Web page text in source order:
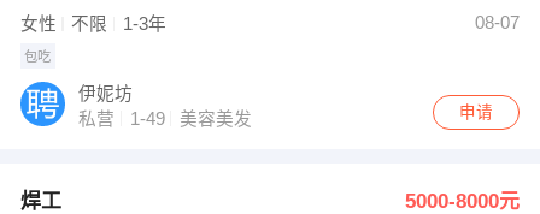
女性 不限 1-3年 08-07
包吃
伊妮坊
私营
1-49 美容美发 申请
焊工 5000-8000元